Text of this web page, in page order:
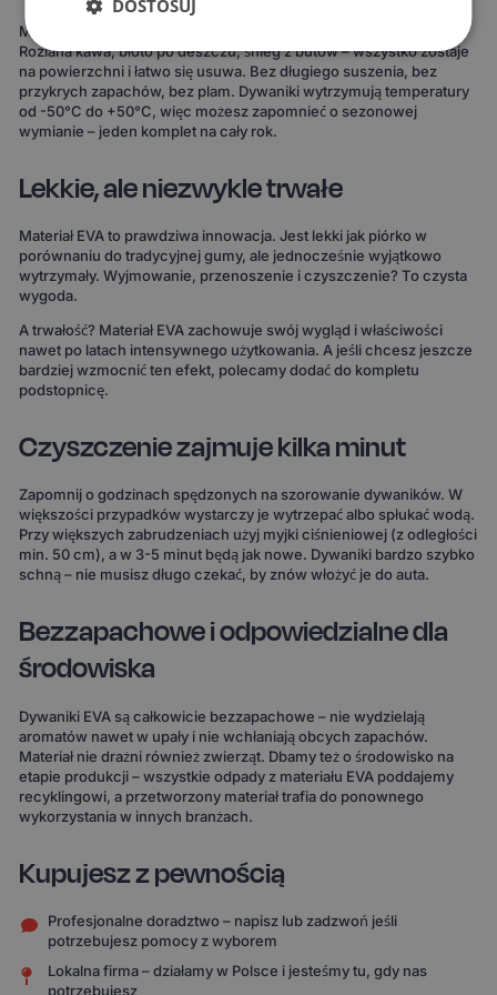
Materiał EVA to gwarancja, że żaden płyn nie wsiąknie w dywanik.
Rozlana kawa, błoto po deszczu, śnieg z butów – wszystko zostaje
na powierzchni i łatwo się usuwa. Bez długiego suszenia, bez
przykrych zapachów, bez plam. Dywaniki wytrzymują temperatury
od -50°C do +50°C, więc możesz zapomnieć o sezonowej
wymianie – jeden komplet na cały rok.
Lekkie, ale niezwykle trwałe
Materiał EVA to prawdziwa innowacja. Jest lekki jak piórko w
porównaniu do tradycyjnej gumy, ale jednocześnie wyjątkowo
wytrzymały. Wyjmowanie, przenoszenie i czyszczenie? To czysta
wygoda.
A trwałość? Materiał EVA zachowuje swój wygląd i właściwości
nawet po latach intensywnego użytkowania. A jeśli chcesz jeszcze
bardziej wzmocnić ten efekt, polecamy dodać do kompletu
podstopnicę.
Czyszczenie zajmuje kilka minut
Zapomnij o godzinach spędzonych na szorowanie dywaników. W
większości przypadków wystarczy je wytrzepać albo spłukać wodą.
Przy większych zabrudzeniach użyj myjki ciśnieniowej (z odległości
min. 50 cm), a w 3-5 minut będą jak nowe. Dywaniki bardzo szybko
schną – nie musisz długo czekać, by znów włożyć je do auta.
Bezzapachowe i odpowiedzialne dla
środowiska
Dywaniki EVA są całkowicie bezzapachowe – nie wydzielają
aromatów nawet w upały i nie wchłaniają obcych zapachów.
Materiał nie drażni również zwierząt. Dbamy też o środowisko na
etapie produkcji – wszystkie odpady z materiału EVA poddajemy
recyklingowi, a przetworzony materiał trafia do ponownego
wykorzystania w innych branżach.
Kupujesz z pewnością
Profesjonalne doradztwo – napisz lub zadzwoń jeśli
potrzebujesz pomocy z wyborem
Lokalna firma – działamy w Polsce i jesteśmy tu, gdy nas
potrzebujesz
DOSTOSUJ